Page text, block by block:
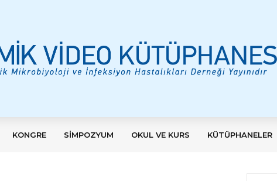
KONGRE SIMPOZYUM OKUL VE KURS KÜTÜPHANELER